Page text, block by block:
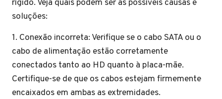
rígido. Veja quais podem ser as possíveis causas e
soluções:
1. Conexão incorreta: Verifique se o cabo SATA ou o
cabo de alimentação estão corretamente
conectados tanto ao HD quanto à placa-mãe.
Certifique-se de que os cabos estejam firmemente
encaixados em ambas as extremidades.